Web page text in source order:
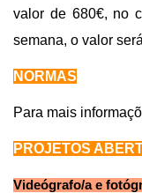
valor de 680€, no
semana, o valor
NORMAS
Para mais
PROJETOS
Videógrafo/a e